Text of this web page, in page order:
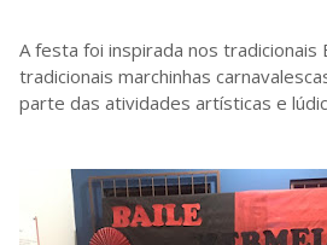
A festa foi inspirada nos
tradicionais marchinhas
parte das atividades artísticas e